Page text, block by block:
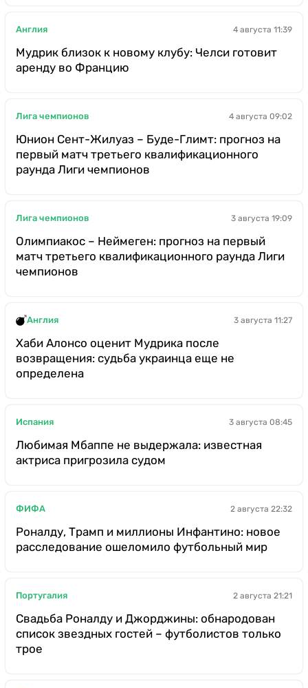
Англия 4 августа 11:39
Мудрик близок к новому клубу: Челси готовит
аренду во Францию
Лига чемпионов 4 августа 09:02
Юнион Сент-Жилуаз – Буде-Глимт: прогноз на
первый матч третьего квалификационного
раунда Лиги чемпионов
Лига чемпионов 3 августа 19:09
Олимпиакос – Неймеген: прогноз на первый
матч третьего квалификационного раунда Лиги
чемпионов
Англия 3 августа 11:27
Хаби Алонсо оценит Мудрика после
возвращения: судьба украинца еще не
определена
Испания 3 августа 08:45
Любимая Мбаппе не выдержала: известная
актриса пригрозила судом
ФИФА 2 августа 22:32
Роналду, Трамп и миллионы Инфантино: новое
расследование ошеломило футбольный мир
Португалия 2 августа 21:21
Свадьба Роналду и Джорджины: обнародован
список звездных гостей – футболистов только
трое